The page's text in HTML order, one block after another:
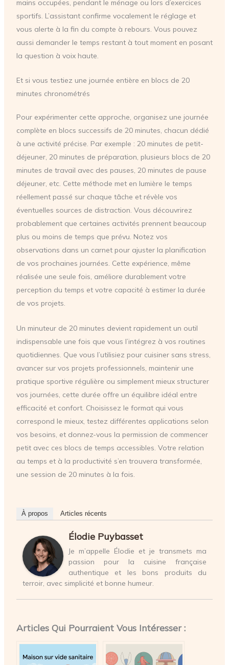
mains occupées, pendant le ménage ou lors d’exercices
sportifs. L’assistant confirme vocalement le réglage et
vous alerte à la fin du compte à rebours. Vous pouvez
aussi demander le temps restant à tout moment en posant
la question à voix haute.
Et si vous testiez une journée entière en blocs de 20
minutes chronométrés
Pour expérimenter cette approche, organisez une journée
complète en blocs successifs de 20 minutes, chacun dédié
à une activité précise. Par exemple : 20 minutes de petit-
déjeuner, 20 minutes de préparation, plusieurs blocs de 20
minutes de travail avec des pauses, 20 minutes de pause
déjeuner, etc. Cette méthode met en lumière le temps
réellement passé sur chaque tâche et révèle vos
éventuelles sources de distraction. Vous découvrirez
probablement que certaines activités prennent beaucoup
plus ou moins de temps que prévu. Notez vos
observations dans un carnet pour ajuster la planification
de vos prochaines journées. Cette expérience, même
réalisée une seule fois, améliore durablement votre
perception du temps et votre capacité à estimer la durée
de vos projets.
Un minuteur de 20 minutes devient rapidement un outil
indispensable une fois que vous l’intégrez à vos routines
quotidiennes. Que vous l’utilisiez pour cuisiner sans stress,
avancer sur vos projets professionnels, maintenir une
pratique sportive régulière ou simplement mieux structurer
vos journées, cette durée offre un équilibre idéal entre
efficacité et confort. Choisissez le format qui vous
correspond le mieux, testez différentes applications selon
vos besoins, et donnez-vous la permission de commencer
petit avec ces blocs de temps accessibles. Votre relation
au temps et à la productivité s’en trouvera transformée,
une session de 20 minutes à la fois.
À propos Articles récents
Élodie Puybasset
Je m’appelle Élodie et je transmets ma
passion pour la cuisine française
authentique et les bons produits du
terroir, avec simplicité et bonne humeur.
Articles Qui Pourraient Vous Intéresser :